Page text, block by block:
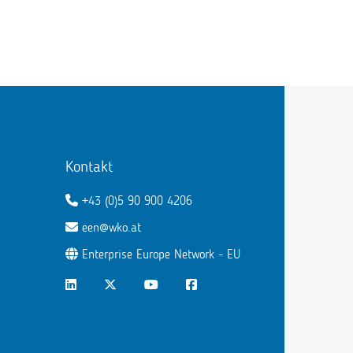
Kontakt
+43 (0)5 90 900 4206
een@wko.at
Enterprise Europe Network - EU
LinkedInTwitterYoutubeFacebook